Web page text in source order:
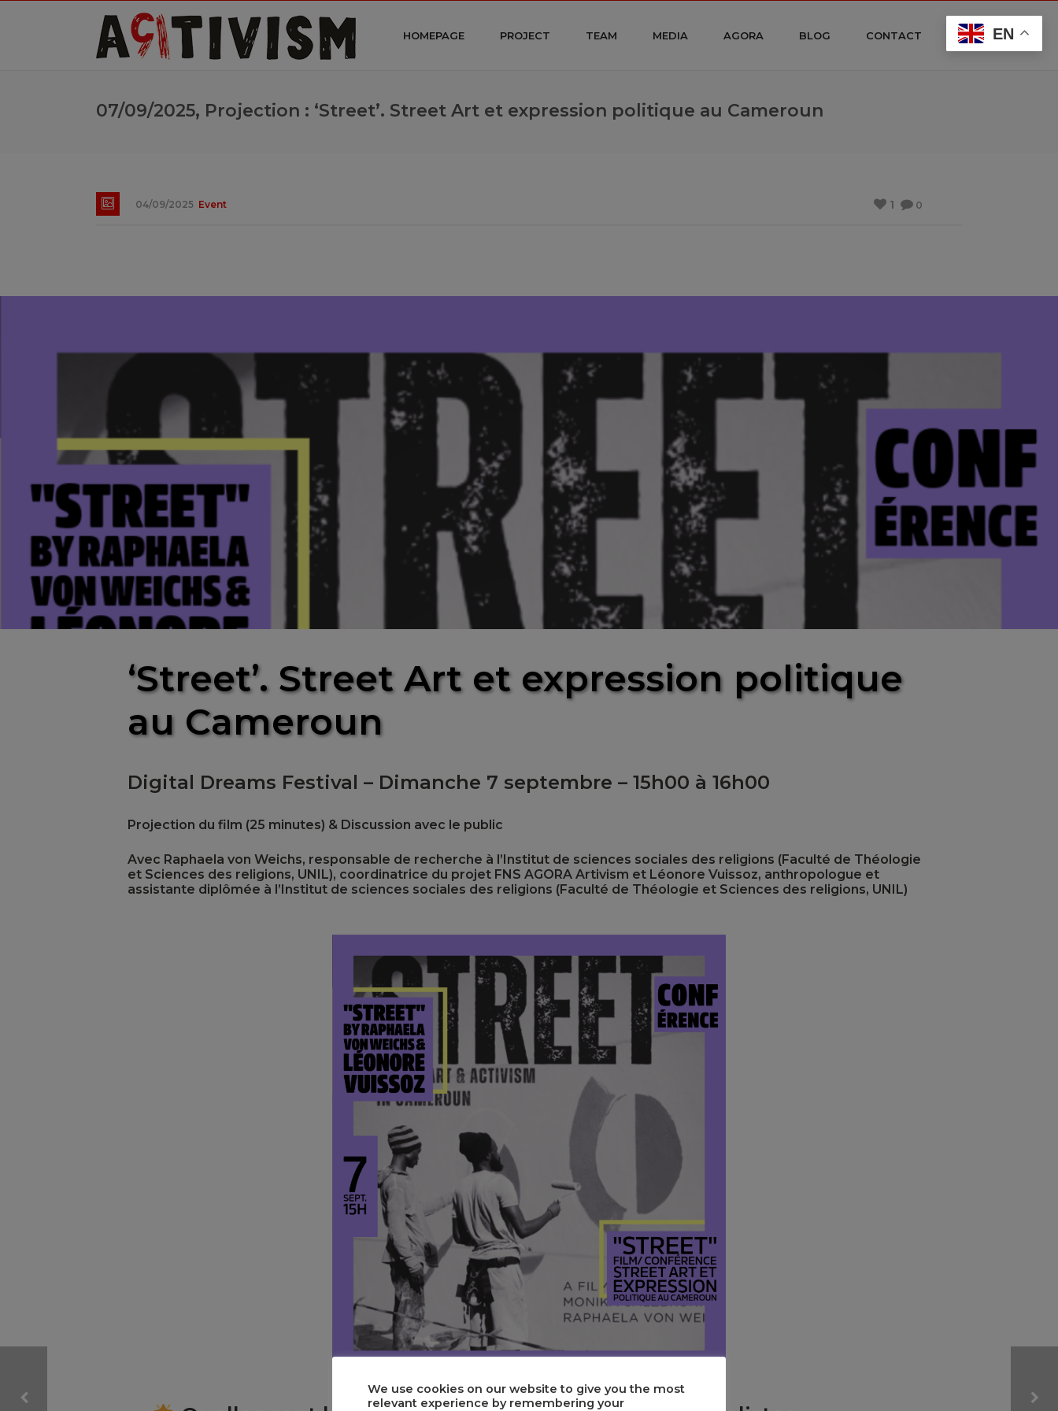
HOMEPAGE PROJECT TEAM MEDIA AGORA BLOG CONTACT
07/09/2025, Projection : ‘Street’. Street Art et expression politique au Cameroun
04/09/2025 Event 0
1
‘Street’. Street Art et expression politique
au Cameroun
Digital Dreams Festival – Dimanche 7 septembre – 15h00 à 16h00
Projection du film (25 minutes) & Discussion avec le public
Avec Raphaela von Weichs, responsable de recherche à l’Institut de sciences sociales des religions (Faculté de Théologie
et Sciences des religions, UNIL), coordinatrice du projet FNS AGORA Artivism et Léonore Vuissoz, anthropologue et
assistante diplômée à l’Institut de sciences sociales des religions (Faculté de Théologie et Sciences des religions, UNIL)
We use cookies on our website to give you the most
relevant experience by remembering your
EN